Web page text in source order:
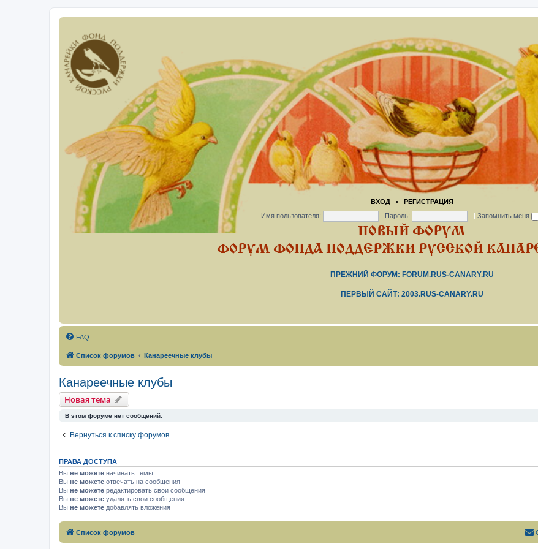
ВХОД• РЕГИСТРАЦИЯ
Имя пользователя:
Пароль: | Запомнить меня
НОВЫЙ ФОРУМ
ФОРУМ ФОНДА ПОДДЕРЖКИ РУССКОЙ
ПРЕЖНИЙ ФОРУМ: FORUM.RUS-CANARY.RU
ПЕРВЫЙ САЙТ: 2003.RUS-CANARY.RU
FAQ
Список форумов Канареечные клубы
Канареечные клубы
Новая тема
В этом форуме нет сообщений.
Вернуться к списку форумов
ПРАВА ДОСТУПА
Вы не можете начинать темы
Вы не можете отвечать на сообщения
Вы не можете редактировать свои сообщения
Вы не можете удалять свои сообщения
Вы не можете добавлять вложения
Список форумов